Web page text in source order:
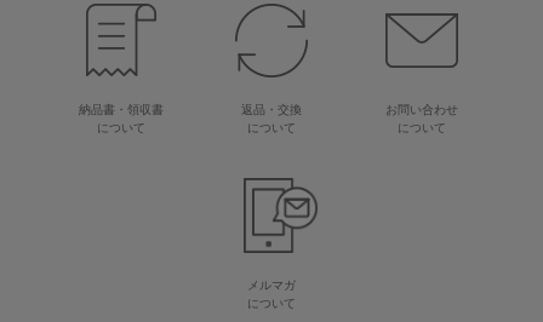
納品書・領収書
について
返品・交換
について
お問い合わせ
について
メルマガ
について